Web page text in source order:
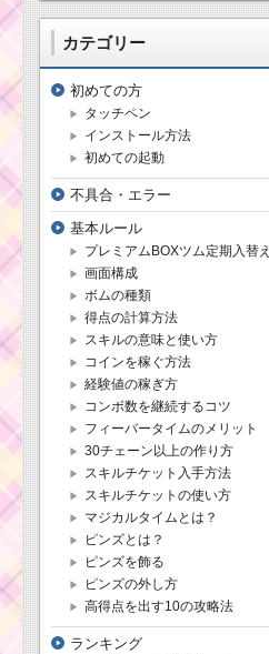
カテゴリー
初めての方
タッチペン
インストール方法
初めての起動
不具合・エラー
基本ルール
プレミアムBOXツム定期入替え
画面構成
ボムの種類
得点の計算方法
スキルの意味と使い方
コインを稼ぐ方法
経験値の稼ぎ方
コンボ数を継続するコツ
フィーバータイムのメリット
30チェーン以上の作り方
スキルチケット入手方法
スキルチケットの使い方
マジカルタイムとは？
ピンズとは？
ピンズを飾る
ピンズの外し方
高得点を出す10の攻略法
ランキング